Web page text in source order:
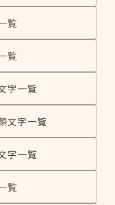
覧
覧
字一覧
文字一覧
字一覧
覧